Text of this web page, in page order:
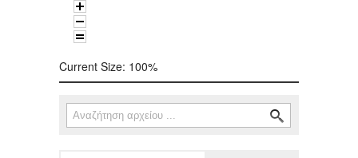
Current Size: 100%
Φόρμα αναζήτησης
Αναζήτηση